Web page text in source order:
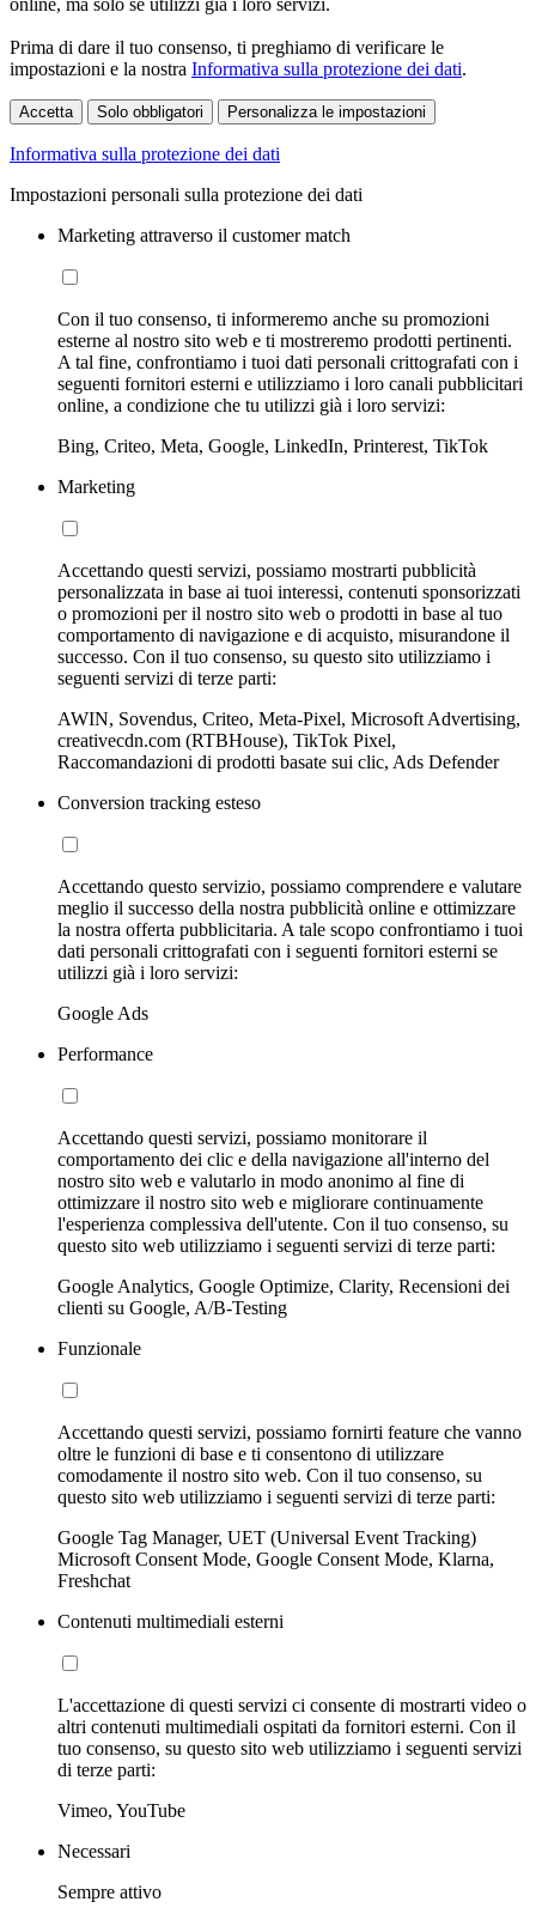
Prima di dare il tuo consenso, ti preghiamo di verificare le
impostazioni e la nostra Informativa sulla protezione dei dati.
Accetta Solo obbligatori Personalizza le impostazioni
Informativa sulla protezione dei dati
Impostazioni personali sulla protezione dei dati
Marketing attraverso il customer match
Con il tuo consenso, ti informeremo anche su promozioni
esterne al nostro sito web e ti mostreremo prodotti pertinenti.
A tal fine, confrontiamo i tuoi dati personali crittografati con i
seguenti fornitori esterni e utilizziamo i loro canali pubblicitari
online, a condizione che tu utilizzi già i loro servizi:
Bing, Criteo, Meta, Google, LinkedIn, Printerest, TikTok
Marketing
Accettando questi servizi, possiamo mostrarti pubblicità
personalizzata in base ai tuoi interessi, contenuti sponsorizzati
o promozioni per il nostro sito web o prodotti in base al tuo
comportamento di navigazione e di acquisto, misurandone il
successo. Con il tuo consenso, su questo sito utilizziamo i
seguenti servizi di terze parti:
AWIN, Sovendus, Criteo, Meta-Pixel, Microsoft Advertising,
creativecdn.com (RTBHouse), TikTok Pixel,
Raccomandazioni di prodotti basate sui clic, Ads Defender
Conversion tracking esteso
Accettando questo servizio, possiamo comprendere e valutare
meglio il successo della nostra pubblicità online e ottimizzare
la nostra offerta pubblicitaria. A tale scopo confrontiamo i tuoi
dati personali crittografati con i seguenti fornitori esterni se
utilizzi già i loro servizi:
Google Ads
Performance
Accettando questi servizi, possiamo monitorare il
comportamento dei clic e della navigazione all'interno del
nostro sito web e valutarlo in modo anonimo al fine di
ottimizzare il nostro sito web e migliorare continuamente
l'esperienza complessiva dell'utente. Con il tuo consenso, su
questo sito web utilizziamo i seguenti servizi di terze parti:
Google Analytics, Google Optimize, Clarity, Recensioni dei
clienti su Google, A/B-Testing
Funzionale
Accettando questi servizi, possiamo fornirti feature che vanno
oltre le funzioni di base e ti consentono di utilizzare
comodamente il nostro sito web. Con il tuo consenso, su
questo sito web utilizziamo i seguenti servizi di terze parti:
Google Tag Manager, UET (Universal Event Tracking)
Microsoft Consent Mode, Google Consent Mode, Klarna,
Freshchat
Contenuti multimediali esterni
L'accettazione di questi servizi ci consente di mostrarti video o
altri contenuti multimediali ospitati da fornitori esterni. Con il
tuo consenso, su questo sito web utilizziamo i seguenti servizi
di terze parti:
Vimeo, YouTube
Necessari
Sempre attivo